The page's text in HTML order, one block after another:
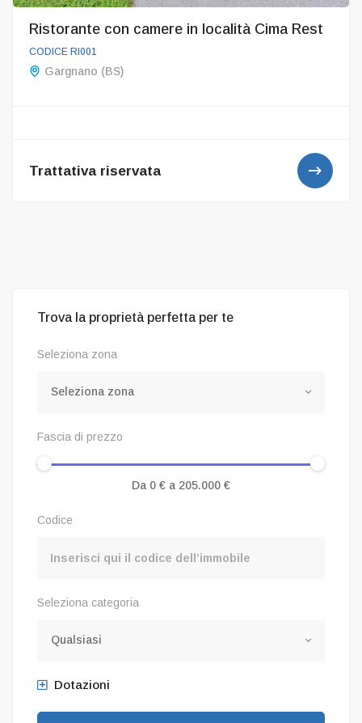
Trova la proprietà perfetta per te
Seleziona zona
Seleziona zona
Fascia di prezzo
Codice
Seleziona categoria
Qualsiasi
Dotazioni
Ristorante con camere in località Cima Rest
CODICE RI001
Gargnano (BS)
Trattativa riservata